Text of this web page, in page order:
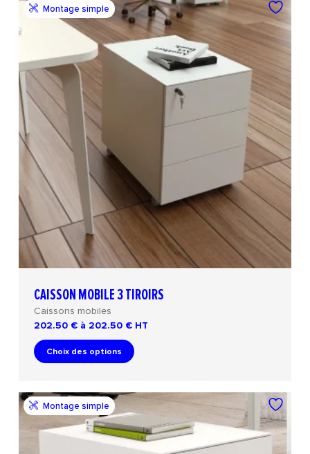
CAISSON MOBILE 3 TIROIRS
Caissons mobiles
202.50 € à 202.50 € HT
Choix des options
Montage simple
Montage simple